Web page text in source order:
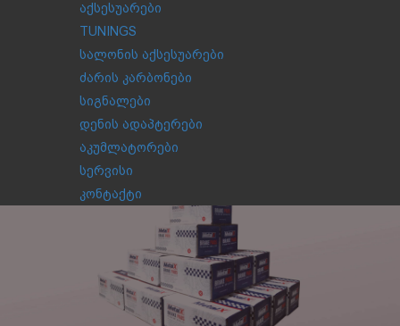
აქსესუარები
TUNINGS
სალონის აქსესუარები
ძარის კარბონები
სიგნალები
დენის ადაპტერები
აკუმლატორები
სერვისი
კონტაქტი